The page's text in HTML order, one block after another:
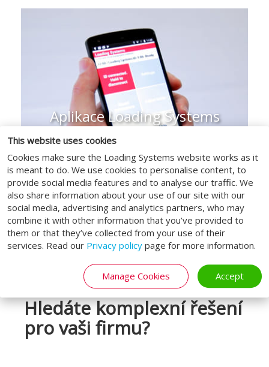
This website uses cookies
Cookies make sure the Loading Systems website works as it
is meant to do. We use cookies to personalise content, to
provide social media features and to analyse our traffic. We
also share information about your use of our site with our
social media, advertising and analytics partners, who may
combine it with other information that you’ve provided to
them or that they’ve collected from your use of their
services. Read our Privacy policy page for more information.
Manage Cookies Accept
Modernizace a upgrady
Vaše logistické řešení již nevyhovuje
vašim požadavkům? Zvolte naše
možnosti modernizace a upgradu a
využijte delší životnost, úspory energie
a další výhody.
ZJISTĚTE VÍCE
Aplikace Loading Systems
Aplikace Loading Systems pro
servis
Instalace a údržba vašeho nakládacího
prostoru nikdy nebyly snazší než s
aplikací Loading Systems!
Hledáte komplexní řešení
pro vaši firmu?